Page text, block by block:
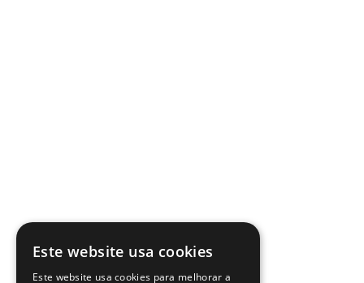
Este website usa cookies
Este website usa cookies para melhorar a